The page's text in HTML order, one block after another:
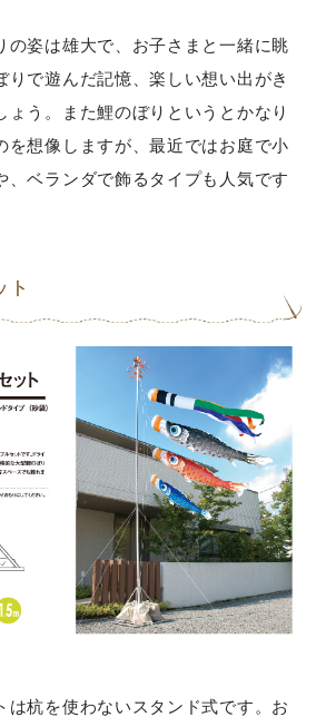
の姿は雄大で、お子さまと一緒に眺
りで遊んだ記憶、楽しい想い出がき
ょう。また鯉のぼりというとかなり
を想像しますが、最近ではお庭で小
、ベランダで飾るタイプも人気です
ト
は杭を使わないスタンド式です。お